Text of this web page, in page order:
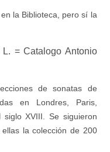
la Biblioteca, pero sí la
= Catalogo Antonio
de sonatas de
en Londres, Paris,
XVIII. Se siguieron
la colección de 200